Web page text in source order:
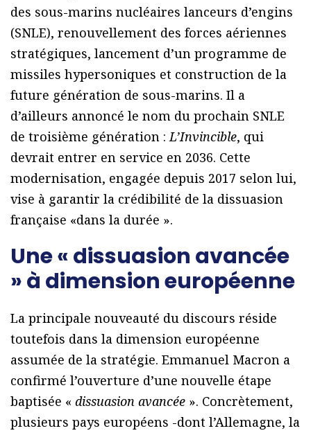
des sous-marins nucléaires lanceurs d’engins
(SNLE), renouvellement des forces aériennes
stratégiques, lancement d’un programme de
missiles hypersoniques et construction de la
future génération de sous-marins. Il a
d’ailleurs annoncé le nom du prochain SNLE
de troisième génération :L’Invincible, qui
devrait entrer en service en 2036. Cette
modernisation, engagée depuis 2017 selon lui,
vise à garantir la crédibilité de la dissuasion
française «dans la durée ».
Une « dissuasion avancée
» à dimension européenne
La principale nouveauté du discours réside
toutefois dans la dimension européenne
assumée de la stratégie. Emmanuel Macron a
confirmé l’ouverture d’une nouvelle étape
baptisée « dissuasion avancée ». Concrètement,
plusieurs pays européens -dont l’Allemagne, la